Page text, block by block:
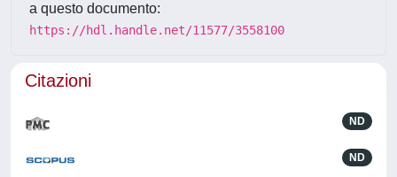
a questo documento:
https://hdl.handle.net/11577/3558100
Citazioni
ND
ND